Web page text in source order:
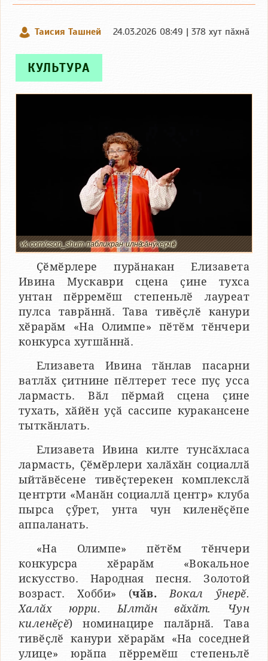
Таисия Ташней 24.03.2026 08:49 | 378 хут пӑхнӑ
КУЛЬТУРА
vk.com/cson_shum пабликран илнӗ сӑнӳкерчӗк
Ҫӗмӗрлере пурӑнакан Елизавета
Ивина Мускаври сцена ҫине тухса
унтан пӗрремӗш степеньлӗ лауреат
пулса таврӑннӑ. Тава тивӗҫлӗ канури
хӗрарӑм «На Олимпе» пӗтӗм тӗнчери
конкурса хутшӑннӑ.
Елизавета Ивина тӑнлав пасарни
ватлӑх ҫитнине пӗлтерет тесе пуҫ усса
лармасть. Вӑл пӗрмай сцена ҫине
тухать, хӑйӗн уҫӑ сассипе куракансене
тыткӑнлать.
Елизавета Ивина килте тунсӑхласа
лармасть, Ҫӗмӗрлери халӑхӑн социаллӑ
ыйтӑвӗсене тивӗҫтерекен комплекслӑ
центрти «Манӑн социаллӑ центр» клуба
пырса ҫӳрет, унта чун киленӗҫӗпе
аппаланать.
«На Олимпе» пӗтӗм тӗнчери
конкурсра хӗрарӑм «Вокальное
искусство. Народная песня. Золотой
возраст. Хобби» (чӑв.
Вокал ӳнерӗ.
Халӑх юрри. Ылтӑн вӑхӑт. Чун
киленӗҫӗ) номинацире палӑрнӑ. Тава
тивӗҫлӗ канури хӗрарӑм «На соседней
улице» юрӑпа пӗрремӗш степеньлӗ